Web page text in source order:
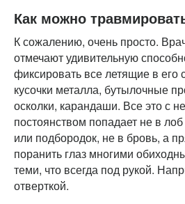
Как можно
К сожалению, очень просто.
отмечают удивительную
фиксировать все летящие в его
кусочки металла, бутылочные
осколки, карандаши. Все это с
постоянством попадает не в
или подбородок, не в бровь, а
поранить глаз многими
теми, что всегда под рукой.
отверткой.